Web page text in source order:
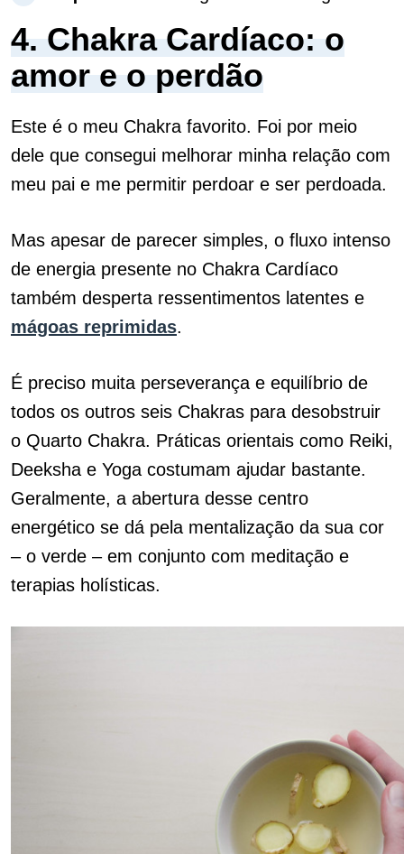
4. Chakra Cardíaco: o
amor e o perdão
Este é o meu Chakra favorito. Foi por meio
dele que consegui melhorar minha relação com
meu pai e me permitir perdoar e ser perdoada.
Mas apesar de parecer simples, o fluxo intenso
de energia presente no Chakra Cardíaco
também desperta ressentimentos latentes e
mágoas reprimidas.
É preciso muita perseverança e equilíbrio de
todos os outros seis Chakras para desobstruir
o Quarto Chakra. Práticas orientais como Reiki,
Deeksha e Yoga costumam ajudar bastante.
Geralmente, a abertura desse centro
energético se dá pela mentalização da sua cor
– o verde – em conjunto com meditação e
terapias holísticas.